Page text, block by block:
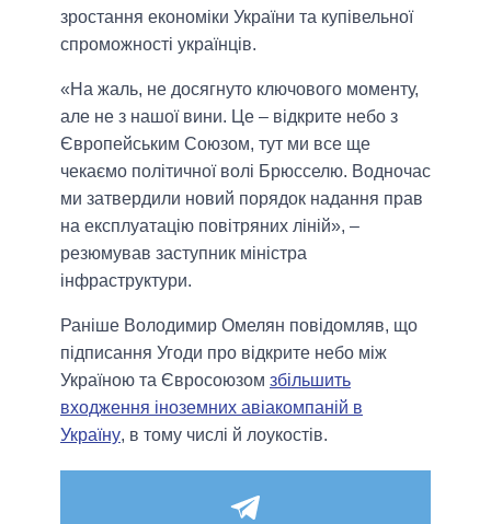
зростання економіки України та купівельної
спроможності українців.
«На жаль, не досягнуто ключового моменту,
але не з нашої вини. Це – відкрите небо з
Європейським Союзом, тут ми все ще
чекаємо політичної волі Брюсселю. Водночас
ми затвердили новий порядок надання прав
на експлуатацію повітряних ліній», –
резюмував заступник міністра
інфраструктури.
Раніше Володимир Омелян повідомляв, що
підписання Угоди про відкрите небо між
Україною та Євросоюзом збільшить
входження іноземних авіакомпаній в
Україну, в тому числі й лоукостів.